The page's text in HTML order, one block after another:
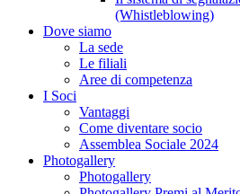
(Whistleblowing)
Dove siamo
La sede
Le filiali
Aree di competenza
I Soci
Vantaggi
Come diventare socio
Assemblea Sociale 2024
Photogallery
Photogallery